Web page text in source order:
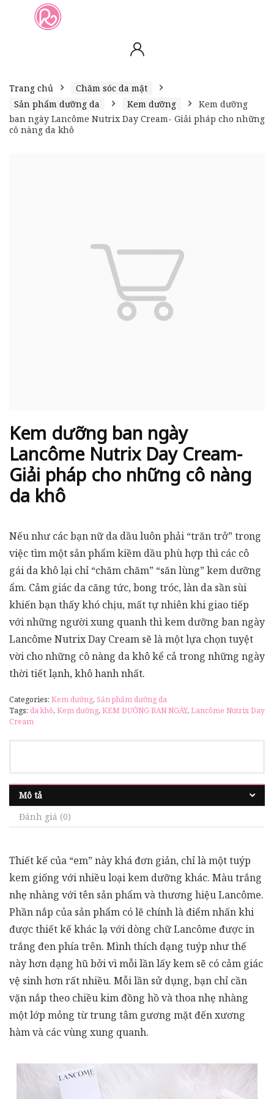
Trang chủ
Chăm sóc da mặt
Sản phẩm dưỡng da
Kem dưỡng
Kem dưỡng
ban ngày Lancôme Nutrix Day Cream- Giải pháp cho những
cô nàng da khô
Kem dưỡng ban ngày
Lancôme Nutrix Day Cream-
Giải pháp cho những cô nàng
da khô
Nếu như các bạn nữ da dầu luôn phải “trăn trở” trong
việc tìm một sản phẩm kiềm dầu phù hợp thì các cô
gái da khô lại chỉ “chăm chăm” “săn lùng” kem dưỡng
ẩm. Cảm giác da căng tức, bong tróc, làn da sần sùi
khiến bạn thấy khó chịu, mất tự nhiên khi giao tiếp
với những người xung quanh thì kem dưỡng ban ngày
Lancôme Nutrix Day Cream sẽ là một lựa chọn tuyệt
vời cho những cô nàng da khô kể cả trong những ngày
thời tiết lạnh, khô hanh nhất.
Categories: Kem dưỡng, Sản phẩm dưỡng da
Tags: da khô, Kem dưỡng, KEM DƯỠNG BAN NGÀY, Lancôme Nutrix Day
Cream
Mô tả
Đánh giá (0)
Thiết kế của “em” này khá đơn giản, chỉ là một tuýp
kem giống với nhiều loại kem dưỡng khác. Màu trắng
nhẹ nhàng với tên sản phẩm và thương hiệu Lancôme.
Phần nắp của sản phẩm có lẽ chính là điểm nhấn khi
được thiết kế khác lạ với dòng chữ Lancôme được in
trắng đen phía trên. Mình thích dạng tuýp như thế
này hơn dạng hũ bởi vì mỗi lần lấy kem sẽ có cảm giác
vệ sinh hơn rất nhiều. Mỗi lần sử dụng, bạn chỉ cần
vặn nắp theo chiều kim đồng hồ và thoa nhẹ nhàng
một lớp mỏng từ trung tâm gương mặt đến xương
hàm và các vùng xung quanh.